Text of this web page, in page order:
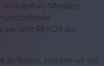
öffentlich
und offizielle
dem REACH der
zu halten, arbeiten wir mit